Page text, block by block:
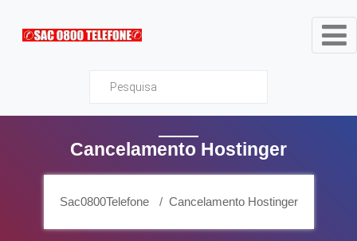
Sac0800Telefone
Cancelamento Hostinger
Sac0800Telefone Cancelamento Hostinger